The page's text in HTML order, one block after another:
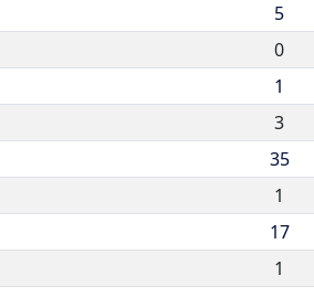
5
0
1
3
35
1
17
1